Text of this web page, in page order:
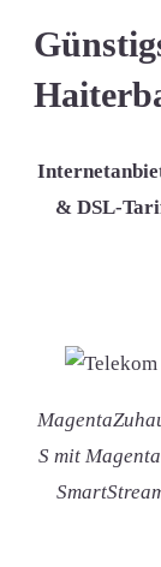
& DSL-
S mit